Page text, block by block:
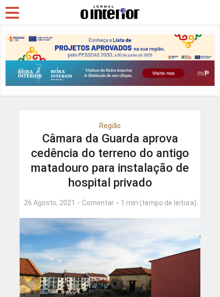
Região
Câmara da Guarda aprova
cedência do terreno do antigo
matadouro para instalação de
hospital privado
26 Agosto, 2021 Comentar 1 min (tempo de leitura)